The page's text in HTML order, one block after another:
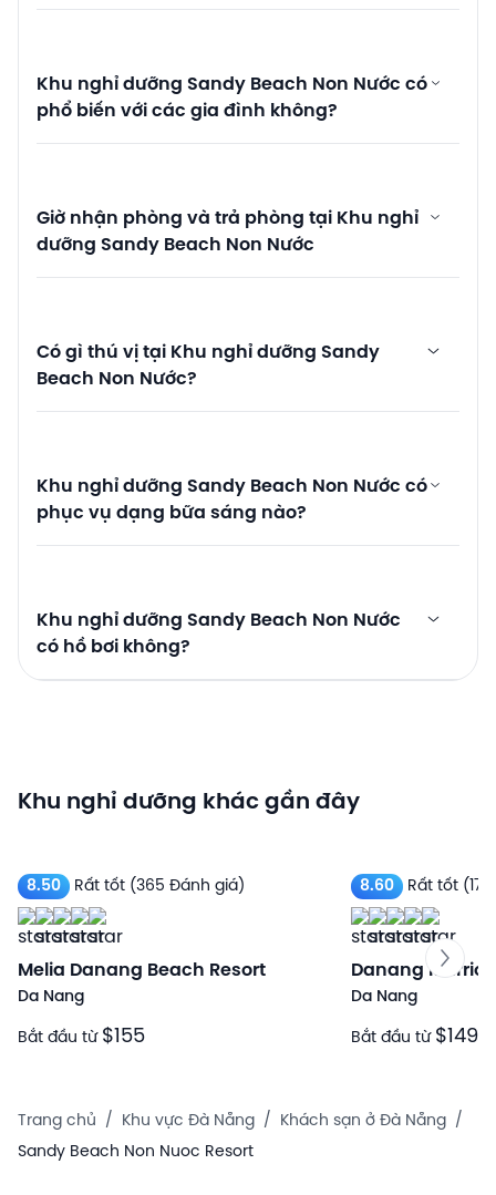
Khu nghỉ dưỡng Sandy Beach Non Nước có
phổ biến với các gia đình không?
Giờ nhận phòng và trả phòng tại Khu nghỉ
dưỡng Sandy Beach Non Nước
Có gì thú vị tại Khu nghỉ dưỡng Sandy
Beach Non Nước?
Khu nghỉ dưỡng Sandy Beach Non Nước có
phục vụ dạng bữa sáng nào?
Khu nghỉ dưỡng Sandy Beach Non Nước
có hồ bơi không?
Khu nghỉ dưỡng khác gần đây
8.50 Rất tốt (365 Đánh giá)
Melia Danang Beach Resort
Da Nang
Bắt đầu từ $155
8.60 Rất tốt
Danang
Da Nang
Bắt đầu từ $149
Trang chủ / Khu vực Đà Nẵng / Khách sạn ở Đà Nẵng /
Sandy Beach Non Nuoc Resort